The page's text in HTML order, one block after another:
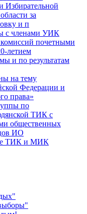
Избирательной
за
и п
с членами УИК
почетными
летием
и по результатам
на тему
Федерации и
права»
по
ТИК с
общественных
ИО
ТИК и МИК